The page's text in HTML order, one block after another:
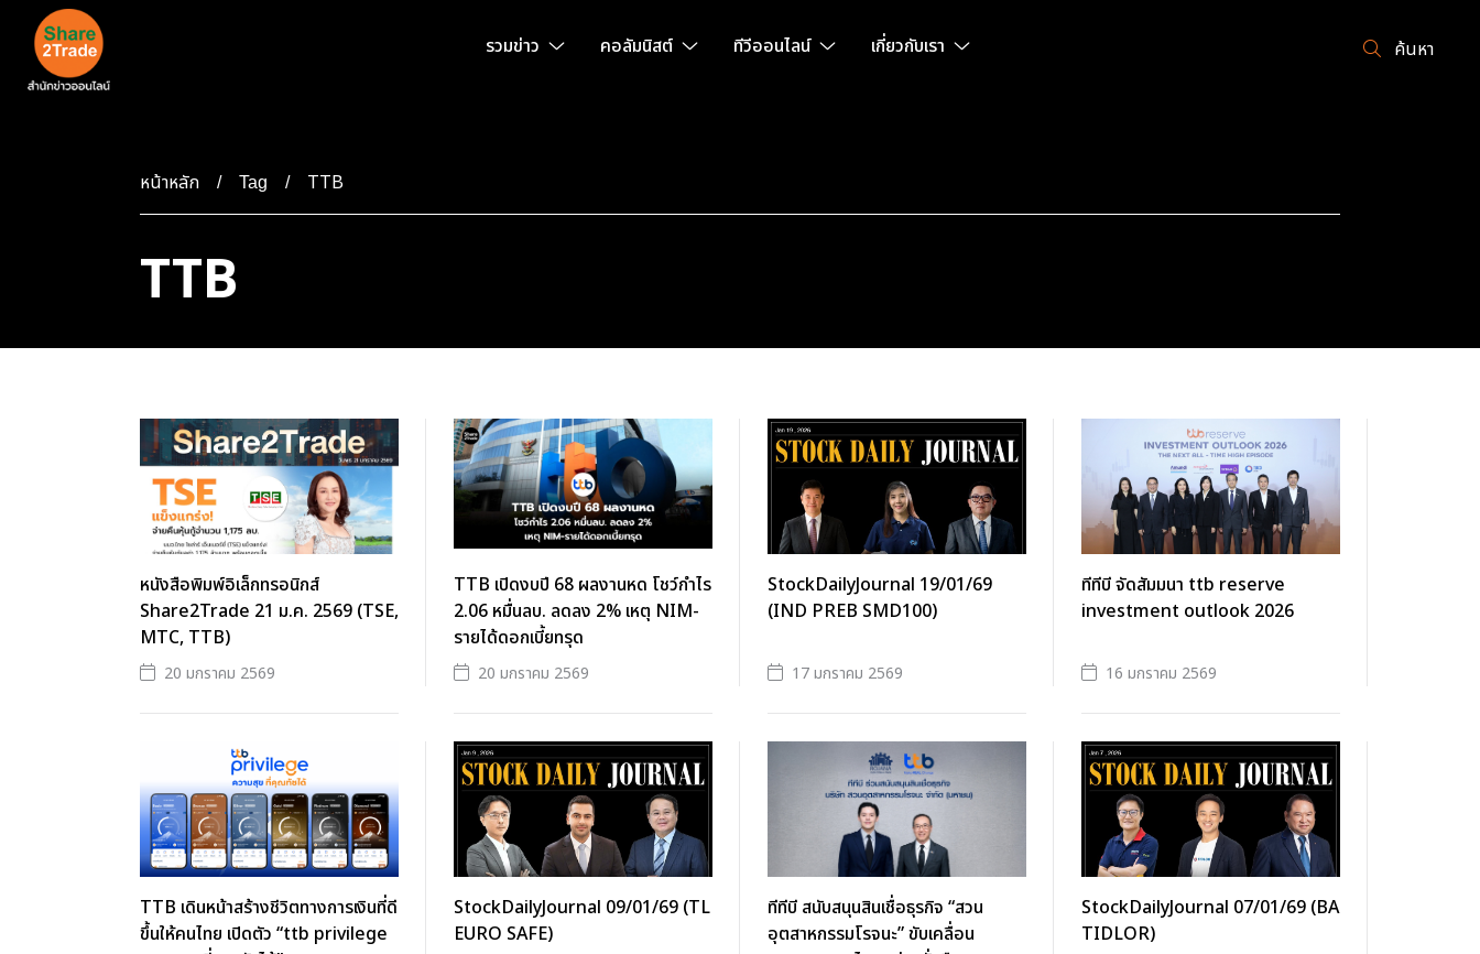
รวมข่าว คอลัมนิสต์ ทีวีออนไลน์ เกี่ยวกับเรา ค้นหา
หน้าหลัก Tag TTB
TTB
หนังสือพิมพ์อิเล็กทรอนิกส์
Share2Trade 21 ม.ค. 2569 (TSE,
MTC, TTB)
20 มกราคม 2569
TTB เปิดงบปี 68 ผลงานหด โชว์กำไร
2.06 หมื่นลบ. ลดลง 2% เหตุ NIM-
รายได้ดอกเบี้ยทรุด
20 มกราคม 2569
StockDailyJournal 19/01/69
(IND PREB SMD100)
17 มกราคม 2569
ทีทีบี จัดสัมมนา ttb reserve
investment outlook 2026
16 มกราคม 2569
TTB เดินหน้าสร้างชีวิตทางการเงินที่ดี
ขึ้นให้คนไทย เปิดตัว “ttb privilege
StockDailyJournal 09/01/69 (TL
EURO SAFE)
ทีทีบี สนับสนุนสินเชื่อธุรกิจ “สวน
อุตสาหกรรมโรจนะ” ขับเคลื่อน
StockDailyJournal 07/01/69 (BA
TIDLOR)